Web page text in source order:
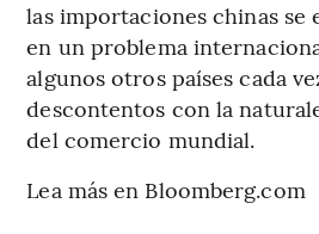
las importaciones chinas se
en un problema
algunos otros países cada
descontentos con la
del comercio mundial.
Lea más en Bloomberg.com